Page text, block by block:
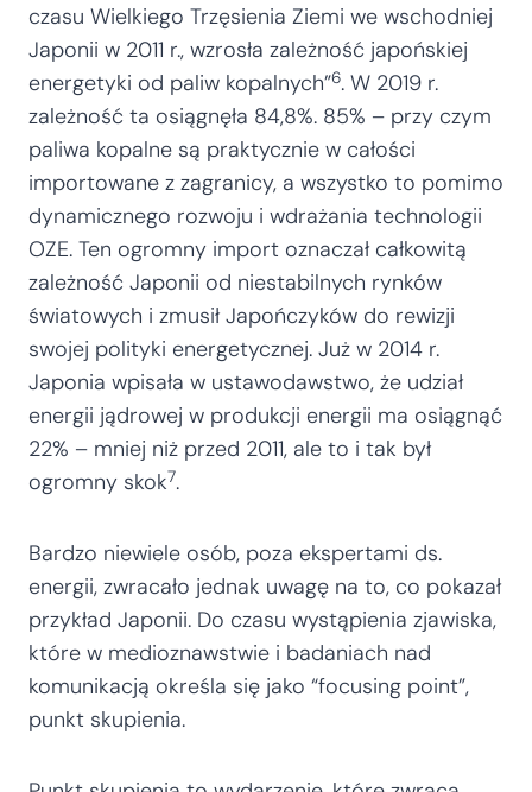
czasu Wielkiego Trzęsienia Ziemi we wschodniej
Japonii w 2011 r., wzrosła zależność japońskiej
energetyki od paliw kopalnych”6. W 2019 r.
zależność ta osiągnęła 84,8%. 85% – przy czym
paliwa kopalne są praktycznie w całości
importowane z zagranicy, a wszystko to pomimo
dynamicznego rozwoju i wdrażania technologii
OZE. Ten ogromny import oznaczał całkowitą
zależność Japonii od niestabilnych rynków
światowych i zmusił Japończyków do rewizji
swojej polityki energetycznej. Już w 2014 r.
Japonia wpisała w ustawodawstwo, że udział
energii jądrowej w produkcji energii ma osiągnąć
22% – mniej niż przed 2011, ale to i tak był
ogromny skok7.
Bardzo niewiele osób, poza ekspertami ds.
energii, zwracało jednak uwagę na to, co pokazał
przykład Japonii. Do czasu wystąpienia zjawiska,
które w medioznawstwie i badaniach nad
komunikacją określa się jako “focusing point”,
punkt skupienia.